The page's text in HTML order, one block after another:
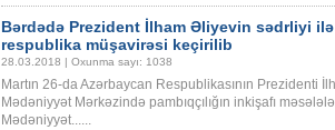
Bərdədə Prezident İlham Əliyevin sədrliyi ilə
respublika müşavirəsi keçirilib
28.03.2018 | Oxunma sayı: 1038
Martın 26-da Azərbaycan Respublikasının Prezidenti
Mədəniyyət Mərkəzində pambıqçılığın inkişafı
Mədəniyyət......